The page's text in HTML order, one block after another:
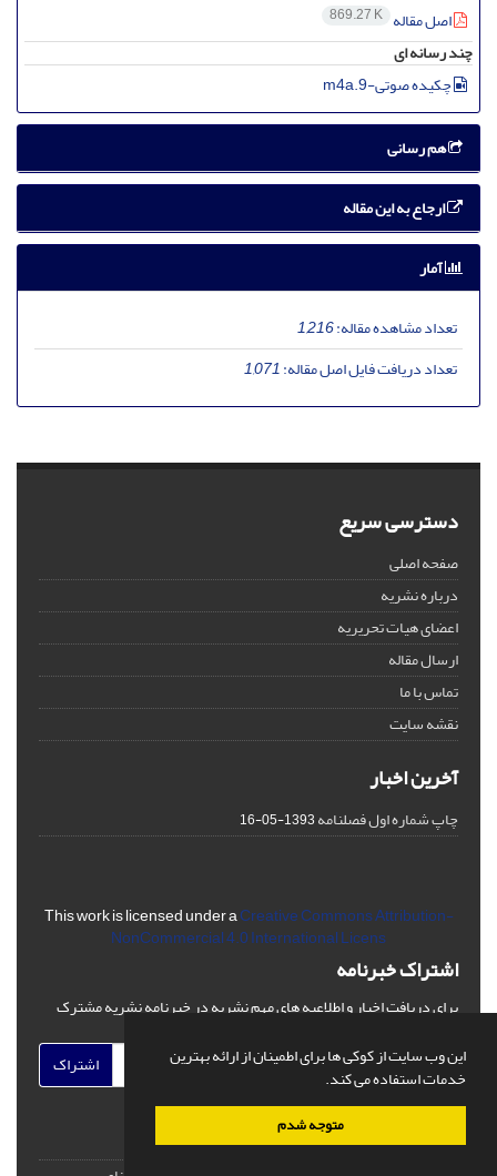
این وب سایت از کوکی ها برای اطمینان از ارائه بهترین
خدمات استفاده می کند.
متوجه شدم
اصل مقاله 869.27 K
چند رسانه ای
چکیده صوتی-9.m4a
هم رسانی
ارجاع به این مقاله
آمار
تعداد مشاهده مقاله:1,216
تعداد دریافت فایل اصل مقاله:1,071
دسترسی سریع
صفحه اصلی
درباره نشریه
اعضای هیات تحریریه
ارسال مقاله
تماس با ما
نقشه سایت
آخرین اخبار
چاپ شماره اول فصلنامه1393-05-16
This work is licensed under aCreative Commons Attribution-
NonCommercial 4.0 International Licens
اشتراک خبرنامه
برای دریافت اخبار و اطلاعیه های مهم نشریه در خبرنامه نشریه مشترک
اشتراک